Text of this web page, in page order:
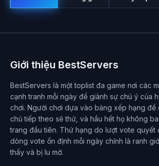
Giới thiệu BestServers
BestServers là một toplist đa game nơi các
cạnh tranh mỗi ngày để giành sự chú ý của
chơi. Người chơi dựa vào bảng xếp hạng để
chủ tiếp theo sẽ thử, và hầu hết họ không
trang đầu tiên. Thứ hạng do lượt vote
dòng vote ổn định mỗi ngày chính là ranh
thấy và bị lu mờ.